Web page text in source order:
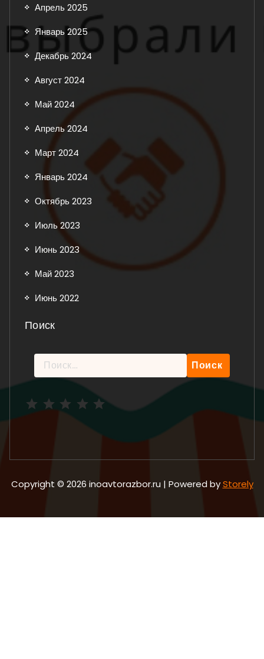
Апрель 2025
Январь 2025
Декабрь 2024
Август 2024
Май 2024
Апрель 2024
Март 2024
Январь 2024
Октябрь 2023
Июль 2023
Июнь 2023
Май 2023
Июнь 2022
Поиск
Найти:
Copyright © 2026 inoavtorazbor.ru | Powered byStorely